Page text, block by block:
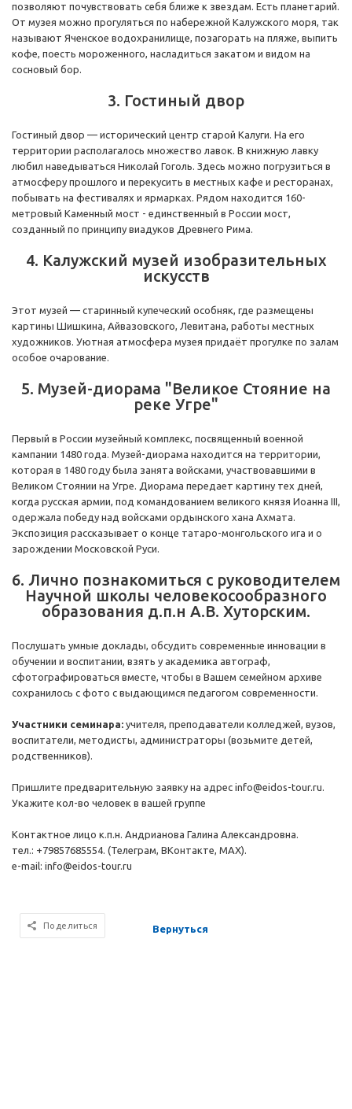
позволяют почувствовать себя ближе к звездам. Есть планетарий.
От музея можно прогуляться по набережной Калужского моря, так
называют Яченское водохранилище, позагорать на пляже, выпить
кофе, поесть мороженного, насладиться закатом и видом на
сосновый бор.
3. Гостиный двор
Гостиный двор — исторический центр старой Калуги. На его
территории располагалось множество лавок. В книжную лавку
любил наведываться Николай Гоголь. Здесь можно погрузиться в
атмосферу прошлого и перекусить в местных кафе и ресторанах,
побывать на фестивалях и ярмарках. Рядом находится 160-
метровый Каменный мост - единственный в России мост,
созданный по принципу виадуков Древнего Рима.
4. Калужский музей изобразительных
искусств
Этот музей — старинный купеческий особняк, где размещены
картины Шишкина, Айвазовского, Левитана, работы местных
художников. Уютная атмосфера музея придаёт прогулке по залам
особое очарование.
5. Музей-диорама "Великое Стояние на
реке Угре"
Первый в России музейный комплекс, посвященный военной
кампании 1480 года. Музей-диорама находится на территории,
которая в 1480 году была занята войсками, участвовавшими в
Великом Стоянии на Угре. Диорама передает картину тех дней,
когда русская армии, под командованием великого князя Иоанна III,
одержала победу над войсками ордынского хана Ахмата.
Экспозиция рассказывает о конце татаро-монгольского ига и о
зарождении Московской Руси.
6. Лично познакомиться с руководителем
Научной школы человекосообразного
образования д.п.н А.В. Хуторским.
Послушать умные доклады, обсудить современные инновации в
обучении и воспитании, взять у академика автограф,
сфотографироваться вместе, чтобы в Вашем семейном архиве
сохранилось с фото с выдающимся педагогом современности.
Участники семинара: учителя, преподаватели колледжей, вузов,
воспитатели, методисты, администраторы (возьмите детей,
родственников).
Пришлите предварительную заявку на адрес info@eidos-tour.ru.
Укажите кол-во человек в вашей группе
Контактное лицо к.п.н. Андрианова Галина Александровна.
тел.: +79857685554. (Телеграм, ВКонтакте, MAX).
e-mail: info@eidos-tour.ru
Поделиться Вернуться